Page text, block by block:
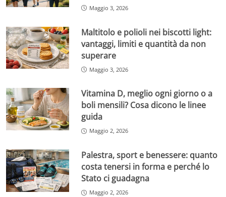
Maggio 3, 2026
Maltitolo e polioli nei biscotti light:
vantaggi, limiti e quantità da non
superare
Maggio 3, 2026
Vitamina D, meglio ogni giorno o a
boli mensili? Cosa dicono le linee
guida
Maggio 2, 2026
Palestra, sport e benessere: quanto
costa tenersi in forma e perché lo
Stato ci guadagna
Maggio 2, 2026